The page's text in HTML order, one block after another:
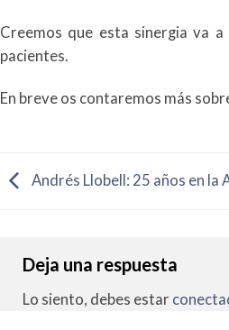
Creemos que esta sinergia va
pacientes.
En breve os contaremos más
Andrés Llobell: 25 años en
Deja una respuesta
Lo siento, debes estar